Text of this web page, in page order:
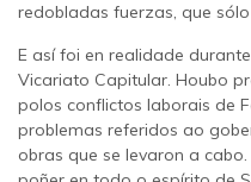
redobladas fuerzas, que
E así foi en realidade
Vicariato Capitular. Houbo
polos conflictos laborais de
problemas referidos ao
obras que se levaron a